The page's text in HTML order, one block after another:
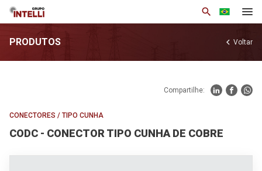
search
Institucional
PRODUTOS chevron_left Voltar
CONECTORES / TIPO CUNHA
Compartilhe:
CODC - CONECTOR TIPO CUNHA DE COBRE